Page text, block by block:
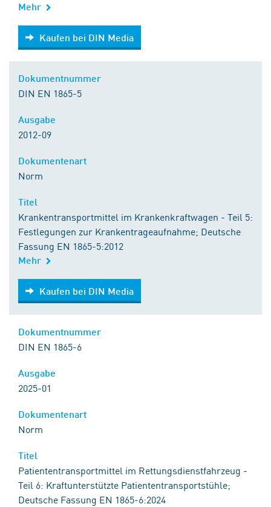
Mehr
Kaufen bei DIN Media
Kaufen bei DIN Media
DIN EN 1865-5
2012-09
Norm
Krankentransportmittel im Krankenkraftwagen - Teil 5:
Festlegungen zur Krankentrageaufnahme; Deutsche
Fassung EN 1865-5:2012
Mehr
Kaufen bei DIN Media
Kaufen bei DIN Media
DIN EN 1865-6
2025-01
Norm
Patiententransportmittel im Rettungsdienstfahrzeug -
Teil 6: Kraftunterstützte Patiententransportstühle;
Deutsche Fassung EN 1865-6:2024